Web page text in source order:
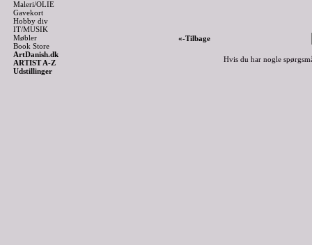
Maleri/OLIE
Gavekort
Hobby div
IT/MUSIK
Møbler
Book Store
ArtDanish.dk
ARTIST A-Z
Udstillinger
«-Tilbage
Hvis du har nogle